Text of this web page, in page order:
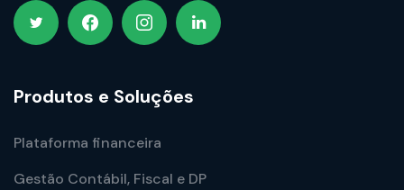
Produtos e Soluções
Plataforma financeira
Gestão Contábil, Fiscal e DP